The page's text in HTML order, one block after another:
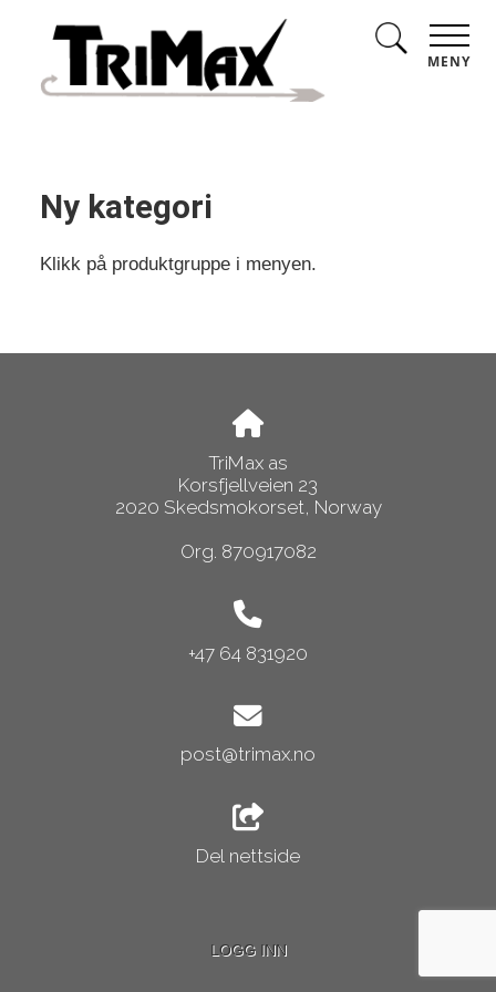
MENY
Ny kategori
Klikk på produktgruppe i menyen.
TriMax as
Korsfjellveien 23
2020 Skedsmokorset, Norway
Org. 870917082
+47 64 831920
post@trimax.no
Del nettside
LOGG INN